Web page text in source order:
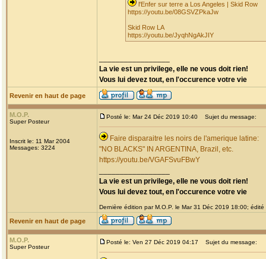
l'Enfer sur terre a Los Angeles | Skid Row
https://youtu.be/08GSVZPkaJw
Skid Row LA
https://youtu.be/JyqhNgAkJIY
La vie est un privilege, elle ne vous doit rien!
Vous lui devez tout, en l'occurence votre vie
Revenir en haut de page
M.O.P.
Super Posteur
Inscrit le: 11 Mar 2004
Messages: 3224
Posté le: Mar 24 Déc 2019 10:40 Sujet du message:
Faire disparaitre les noirs de l'amerique latine:
"NO BLACKS" IN ARGENTINA, Brazil, etc.
https://youtu.be/VGAFSvuFBwY
La vie est un privilege, elle ne vous doit rien!
Vous lui devez tout, en l'occurence votre vie
Dernière édition par M.O.P. le Mar 31 Déc 2019 18:00; édité
Revenir en haut de page
M.O.P.
Super Posteur
Posté le: Ven 27 Déc 2019 04:17 Sujet du message: